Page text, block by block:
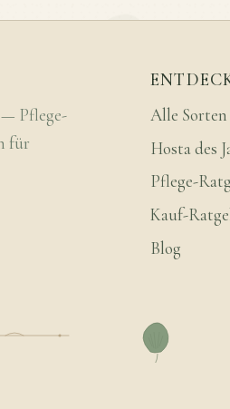
Pflege-
für
Alle Sorten
Hosta des
Pflege-
Kauf-
Blog